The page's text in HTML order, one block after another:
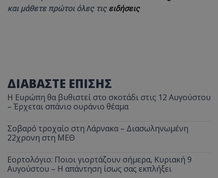
και μάθετε πρώτοι όλες τις ειδήσεις
ΔΙΑΒΑΣΤΕ ΕΠΙΣΗΣ
Η Ευρώπη θα βυθιστεί στο σκοτάδι στις 12 Αυγούστου
– Έρχεται σπάνιο ουράνιο θέαμα
Σοβαρό τροχαίο στη Λάρνακα – Διασωληνωμένη
22χρονη στη ΜΕΘ
Εορτολόγιο: Ποιοι γιορτάζουν σήμερα, Κυριακή 9
Αυγούστου – Η απάντηση ίσως σας εκπλήξει